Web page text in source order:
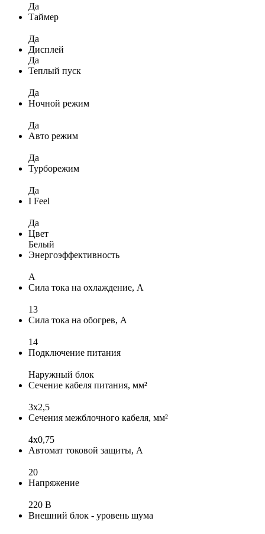
Да
Таймер
Да
Дисплей
Да
Теплый пуск
Да
Ночной режим
Да
Авто режим
Да
Турборежим
Да
I Feel
Да
Цвет
Белый
Энергоэффективность
A
Сила тока на охлаждение, А
13
Сила тока на обогрев, А
14
Подключение питания
Наружный блок
Сечение кабеля питания, мм²
3х2,5
Сечения межблочного кабеля, мм²
4x0,75
Автомат токовой защиты, А
20
Напряжение
220 В
Внешний блок - уровень шума